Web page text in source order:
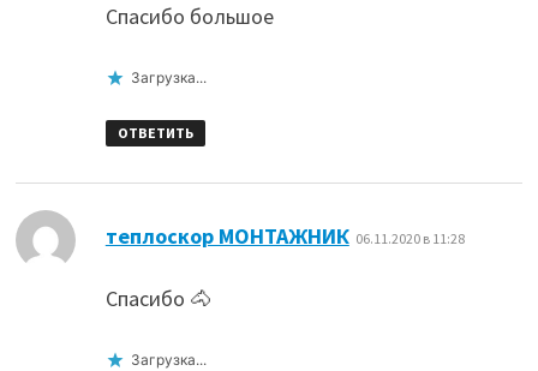
Спасибо большое
Загрузка...
ОТВЕТИТЬ
теплоскор МОНТАЖНИК: 06.11.2020 в 11:28
Спасибо 🐴
Загрузка...